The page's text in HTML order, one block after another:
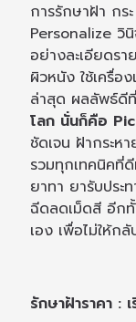
การรักษาฝ้า กร
Personalize วิ
อย่างละเอียดร
ผิวหนัง ใช้เครื่อง
ล่าสุด ผลลัพธ์ดี
โลก นั่นก็คือ
ชัดเจน ฝ้ากระห
รวมทุกเทคนิคที่
ยาทา ยารับประ
ฉีดลดเม็ดสี อีกทั้
เอง เพื่อไม่ให้ก
รักษาฝ้าราคา :